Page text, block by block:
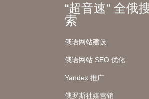
“超音速” 全俄搜
索
俄语网站建设
俄语网站 SEO 优化
Yandex 推广
俄罗斯社媒营销